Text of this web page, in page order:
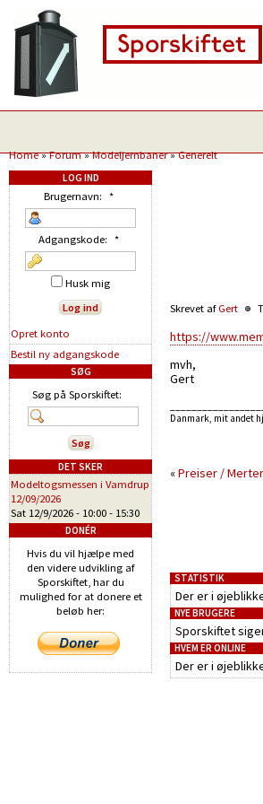
Home»Forum»Modeljernbaner»Generelt
Skrevet af Gert
https://
mvh,
Gert
Danmark, mit andet
«Preiser /
STATISTIK
Der er i
NYE BRUGERE
Sporskiftet
HVEM ER ONLINE
Der er i
LOG IND
Brugernavn: *
Adgangskode: *
Husk mig
Opret konto
Bestil ny adgangskode
SØG
Søg på Sporskiftet:
DET SKER
Modeltogsmessen i Vamdrup
12/09/2026
Sat 12/9/2026 - 10:00 - 15:30
DONÉR
Hvis du vil hjælpe med
den videre udvikling af
Sporskiftet, har du
mulighed for at donere et
beløb her: